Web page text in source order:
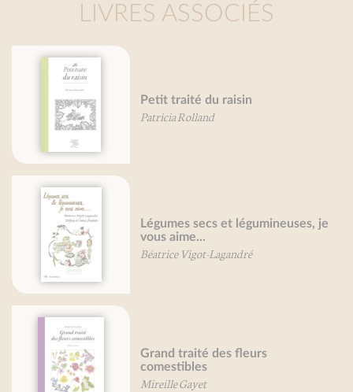
LIVRES ASSOCIÉS
Petit traité du raisin
Patricia Rolland
Légumes secs et légumineuses, je
vous aime...
Béatrice Vigot-Lagandré
Grand traité des fleurs
comestibles
Mireille Gayet